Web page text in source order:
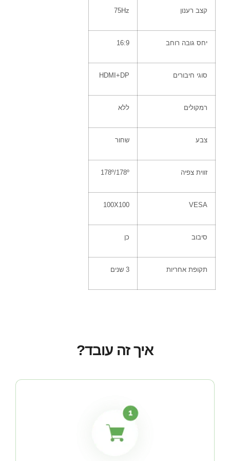
קצב רענון 75Hz
יחס גובה רוחב 16:9
סוגי חיבורים HDMI+DP
רמקולים ללא
צבע שחור
זווית צפיה 178º/178º
VESA
100X100
סיבוב כן
תקופת אחריות 3 שנים
איך זה עובד?